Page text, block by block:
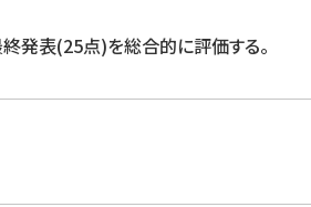
発表(25点)を総合的に評価する。